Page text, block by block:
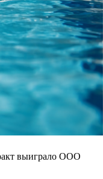
выиграло ООО